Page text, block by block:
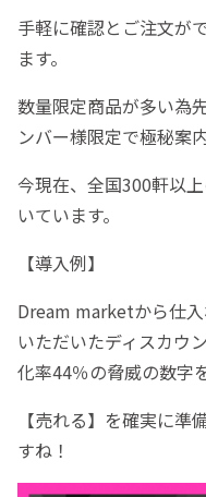
手軽に確認とご注文が
ます。
数量限定商品が多い為
ンバー様限定で極秘案
今現在、全国300軒以
いています。
【導入例】
Dream marketから仕
いただいたディスカウ
化率44％の脅威の数字
【売れる】を確実に
すね！